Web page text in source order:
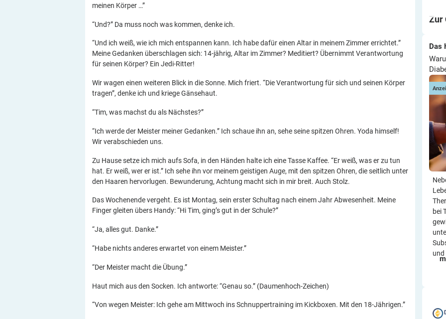
meinen Körper …”
“Und?” Da muss noch was kommen, denke ich.
“Und ich weiß, wie ich mich entspannen kann. Ich habe dafür einen Altar in meinem Zimmer errichtet.”
Meine Gedanken überschlagen sich: 14-jährig, Altar im Zimmer? Meditiert? Übernimmt Verantwortung
für seinen Körper? Ein Jedi-Ritter!
Wir wagen einen weiteren Blick in die Sonne. Mich friert. “Die Verantwortung für sich und seinen Körper
tragen”, denke ich und kriege Gänsehaut.
“Tim, was machst du als Nächstes?”
“Ich werde der Meister meiner Gedanken.” Ich schaue ihn an, sehe seine spitzen Ohren. Yoda himself!
Wir verabschieden uns.
Zu Hause setze ich mich aufs Sofa, in den Händen halte ich eine Tasse Kaffee. “Er weiß, was er zu tun
hat. Er weiß, wer er ist.” Ich sehe ihn vor meinem geistigen Auge, mit den spitzen Ohren, die seitlich unter
den Haaren hervorlugen. Bewunderung, Achtung macht sich in mir breit. Auch Stolz.
Das Wochenende vergeht. Es ist Montag, sein erster Schultag nach einem Jahr Abwesenheit. Meine
Finger gleiten übers Handy: “Hi Tim, ging’s gut in der Schule?”
“Ja, alles gut. Danke.”
“Habe nichts anderes erwartet von einem Meister.”
“Der Meister macht die Übung.”
Haut mich aus den Socken. Ich antworte: “Genau so.” (Daumenhoch-Zeichen)
“Von wegen Meister: Ich gehe am Mittwoch ins Schnuppertraining im Kickboxen. Mit den 18-Jährigen.”
Zur
Das
bei